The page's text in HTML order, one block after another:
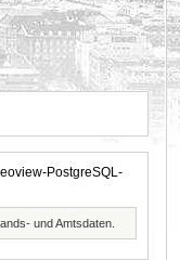
PostgreSQL-
und Amtsdaten.